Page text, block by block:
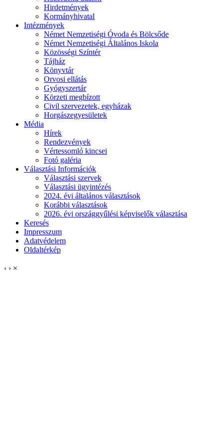
Hirdetmények
Kormányhivatal
Intézmények
Német Nemzetiségi Óvoda és Bölcsőde
Német Nemzetiségi Általános Iskola
Közösségi Színtér
Tájház
Könyvtár
Orvosi ellátás
Gyógyszertár
Körzeti megbízott
Civil szervezetek, egyházak
Horgászegyesületek
Média
Hírek
Rendezvények
Vértessomló kincsei
Fotó galéria
Választási Információk
Választási szervek
Választási ügyintézés
2024. évi általános választások
Korábbi választások
2026. évi országgyűlési képviselők választása
Keresés
Impresszum
Adatvédelem
Oldaltérkép
‹ › ×